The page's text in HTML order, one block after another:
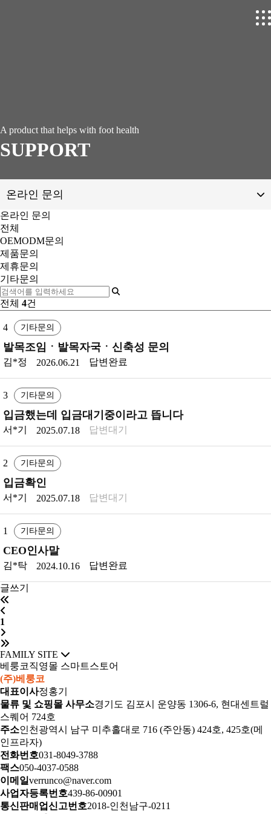
A product that helps with foot health
SUPPORT
온라인 문의
온라인 문의
온라인 문의
전체
OEMODM문의
제품문의
제휴문의
기타문의
전체 4건
4 기타문의
발목조임ㆍ발목자국ㆍ신축성 문의
김*정 2026.06.21 답변완료
3 기타문의
입금했는데 입금대기중이라고 뜹니다
서*기 2025.07.18 답변대기
2 기타문의
입금확인
서*기 2025.07.18 답변대기
1 기타문의
CEO인사말
김*탁 2024.10.16 답변완료
글쓰기
1
FAMILY SITE
베룽코직영몰 스마트스토어
(주)베룽코
대표이사정홍기
물류 및 쇼핑몰 사무소경기도 김포시 운양동 1306-6, 현대센트럴
스퀘어 724호
주소인천광역시 남구 미추홀대로 716 (주안동) 424호, 425호(메
인프라자)
전화번호031-8049-3788
팩스050-4037-0588
이메일verrunco@naver.com
사업자등록번호439-86-00901
통신판매업신고번호2018-인천남구-0211